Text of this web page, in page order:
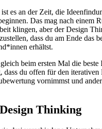
es an der Zeit, die
Das mag nach einem
klingen, aber der Design
dass du am Ende das
erhältst.
beim ersten Mal die beste
dass du offen für den iterativen
vornimmst und
Thinking